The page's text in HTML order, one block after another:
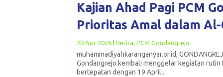
Kajian Ahad Pagi PCM
Prioritas Amal dalam Al-
20 Apr 2026 |Berita,PCM Gondangrejo
muhammadiyahkaranganyar.or.id,
Gondangrejo kembali menggelar kegiatan rutin
bertepatan dengan 19 April...